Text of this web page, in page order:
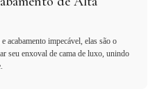
acabamento impecável, elas são o
seu enxoval de cama de luxo, unindo